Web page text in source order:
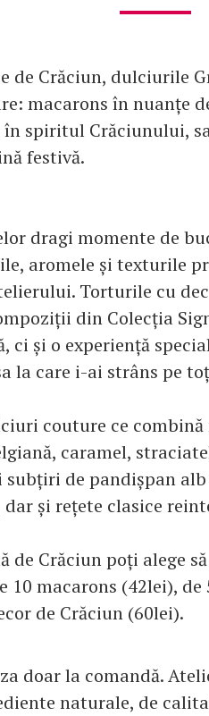
de Crăciun, dulciurile
macarons în nuanțe
în spiritul Crăciunului,
festivă.
dragi momente de
aromele și texturile
Torturile cu
din Colecția
ci și o experiență
la care i-ai strâns pe
couture ce
caramel,
subțiri de pandișpan
dar și rețete clasice
de Crăciun poți alege
10 macarons (42lei),
de Crăciun (60lei).
doar la comandă.
naturale, de